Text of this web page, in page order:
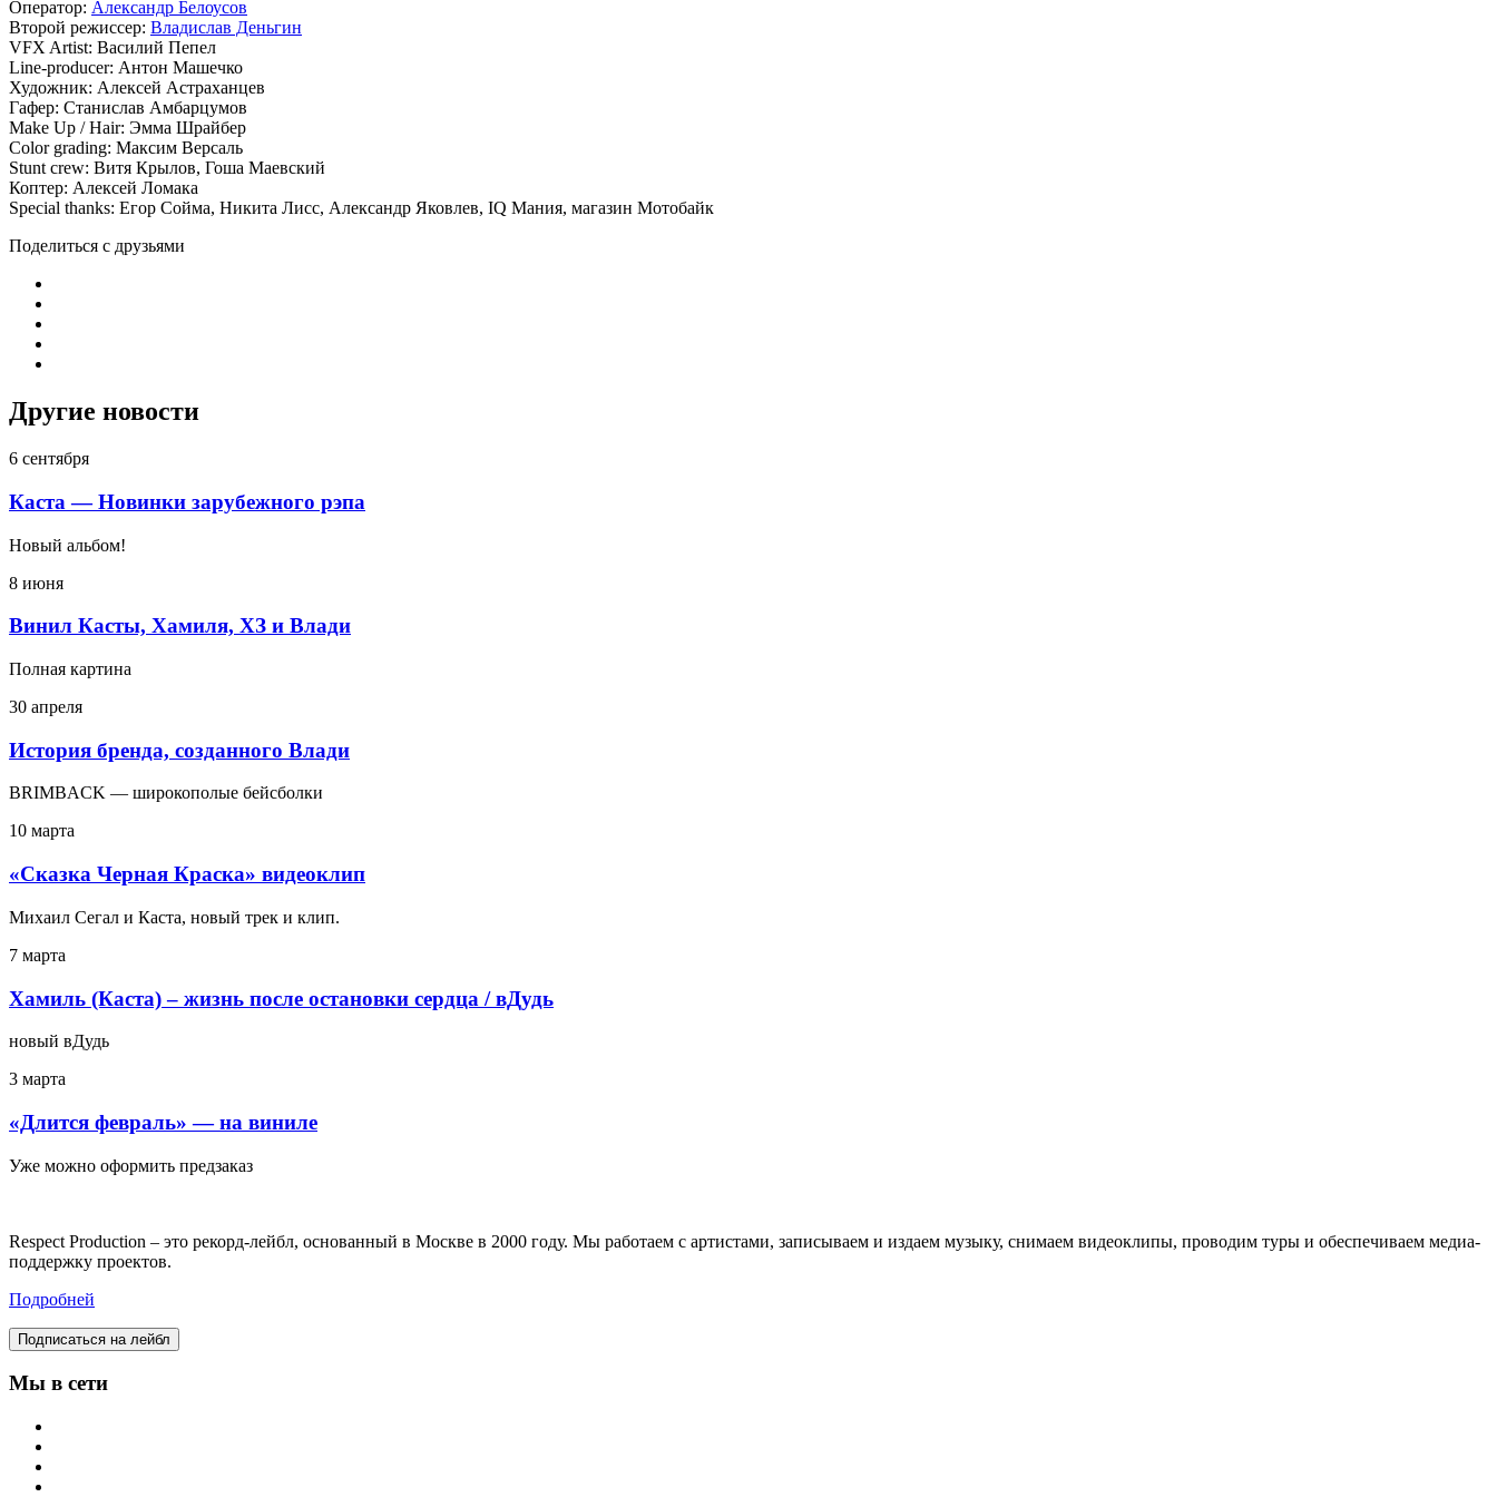
Оператор: Александр Белоусов
Второй режиссер: Владислав Деньгин
VFX Artist: Василий Пепел
Line-producer: Антон Машечко
Художник: Алексей Астраханцев
Гафер: Станислав Амбарцумов
Make Up / Hair: Эмма Шрайбер
Color grading: Максим Версаль
Stunt crew: Витя Крылов, Гоша Маевский
Коптер: Алексей Ломака
Special thanks: Егор Сойма, Никита Лисс, Александр Яковлев, IQ Мания, магазин Мотобайк
Поделиться с друзьями
Другие новости
6 сентября
Каста — Новинки зарубежного рэпа
Новый альбом!
8 июня
Винил Касты, Хамиля, ХЗ и Влади
Полная картина
30 апреля
История бренда, созданного Влади
BRIMBACK — широкополые бейсболки
10 марта
«Сказка Черная Краска» видеоклип
Михаил Сегал и Каста, новый трек и клип.
7 марта
Хамиль (Каста) – жизнь после остановки сердца / вДудь
новый вДудь
3 марта
«Длится февраль» — на виниле
Уже можно оформить предзаказ
Respect Production – это рекорд-лейбл, основанный в Москве в 2000 году. Мы работаем с артистами, записываем и издаем музыку, снимаем видеоклипы, проводим туры и обеспечиваем медиа-
поддержку проектов.
Подробней
Подписаться на лейбл
Мы в сети